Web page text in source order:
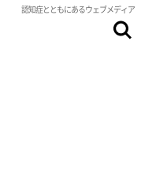
認知症とともにあるウェブメディア